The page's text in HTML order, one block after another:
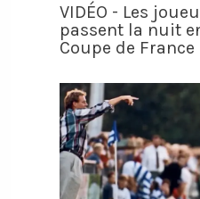
VIDÉO - Les
passent la nuit
Coupe de France